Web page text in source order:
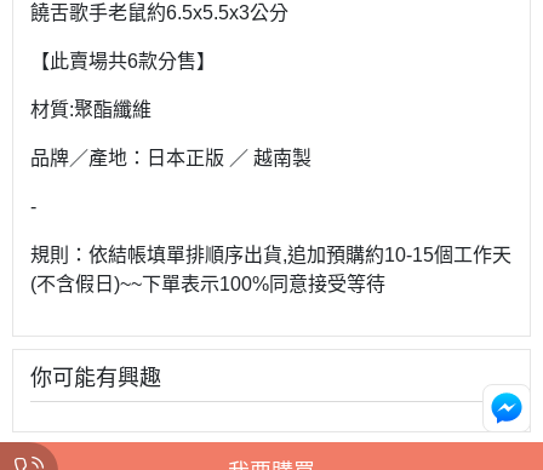
饒舌歌手老鼠約6.5x5.5x3公分
【此賣場共6款分售】
材質:聚酯纖維
品牌／產地：日本正版 ／ 越南製
-
規則：依結帳填單排順序出貨,追加預購約10-15個工作天
(不含假日)~~下單表示100%同意接受等待
你可能有興趣